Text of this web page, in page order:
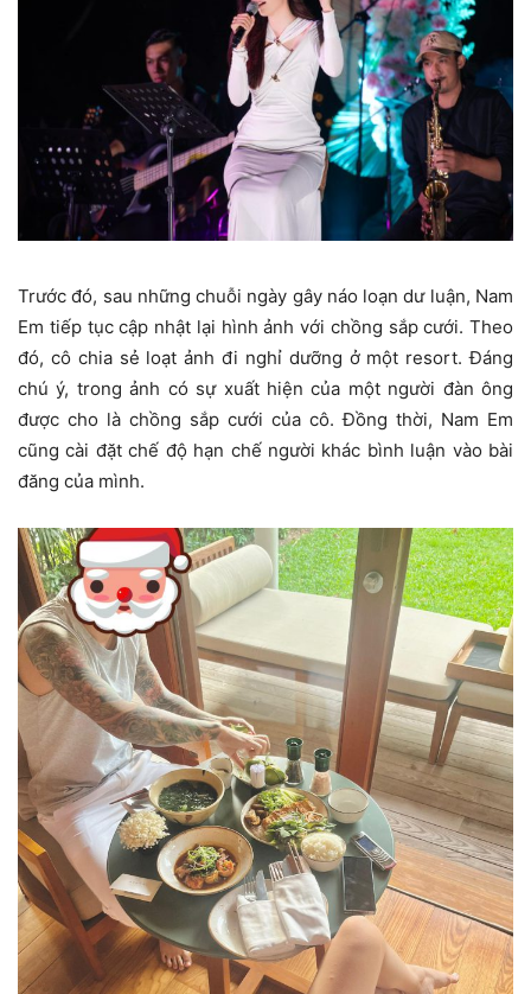
Trước đó, sau những chuỗi ngày gây náo loạn dư luận, Nam
Em tiếp tục cập nhật lại hình ảnh với chồng sắp cưới. Theo
đó, cô chia sẻ loạt ảnh đi nghỉ dưỡng ở một resort. Đáng
chú ý, trong ảnh có sự xuất hiện của một người đàn ông
được cho là chồng sắp cưới của cô. Đồng thời, Nam Em
cũng cài đặt chế độ hạn chế người khác bình luận vào bài
đăng của mình.